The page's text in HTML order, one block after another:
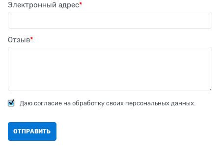
Электронный адрес
Отзыв
Даю согласие на обработку своих персональных данных.